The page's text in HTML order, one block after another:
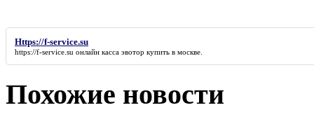
Https://f-service.su
https://f-service.su онлайн касса эвотор купить в москве.
Похожие новости